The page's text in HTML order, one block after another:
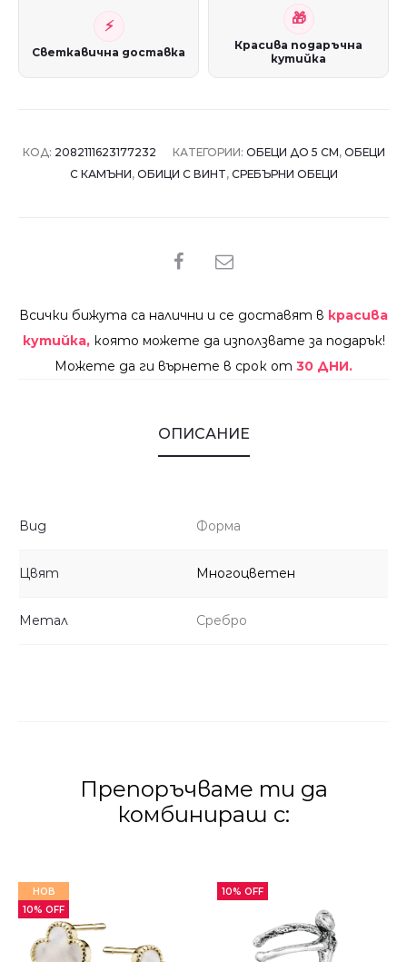
Светкавична доставка
Красива подаръчна
кутийка
КОД: 2082111623177232 КАТЕГОРИИ: ОБЕЦИ ДО 5 СМ, ОБЕЦИ
С КАМЪНИ, ОБИЦИ С ВИНТ, СРЕБЪРНИ ОБЕЦИ
SHARE
Всички бижута са налични и се доставят в красива
кутийка, която можете да използвате за подарък!
Можете да ги върнете в срок от 30 ДНИ.
ОПИСАНИЕ
Вид Форма
Цвят Многоцветен
Метал Сребро
Препоръчваме ти да
комбинираш с:
НОВ
10% OFF
10% OFF